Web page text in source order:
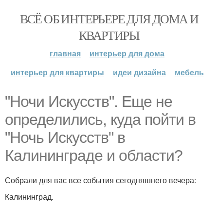
ВСЁ ОБ ИНТЕРЬЕРЕ ДЛЯ ДОМА И
КВАРТИРЫ
главная
интерьер для дома
интерьер для квартиры
идеи дизайна мебель
"Ночи Искусств". Еще не
определились, куда пойти в
"Ночь Искусств" в
Калининграде и области?
Собрали для вас все события сегодняшнего вечера:
Калининград.